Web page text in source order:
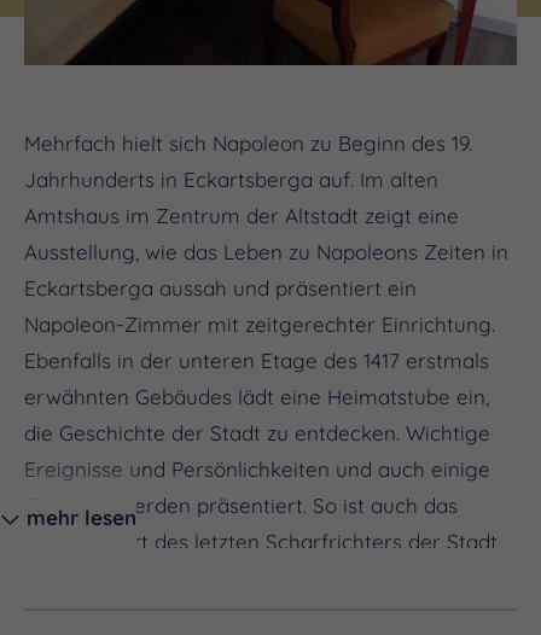
Mehrfach hielt sich Napoleon zu Beginn des 19.
Jahrhunderts in Eckartsberga auf. Im alten
Amtshaus im Zentrum der Altstadt zeigt eine
Ausstellung, wie das Leben zu Napoleons Zeiten in
Eckartsberga aussah und präsentiert ein
Napoleon-Zimmer mit zeitgerechter Einrichtung.
Ebenfalls in der unteren Etage des 1417 erstmals
erwähnten Gebäudes lädt eine Heimatstube ein,
die Geschichte der Stadt zu entdecken. Wichtige
Ereignisse und Persönlichkeiten und auch einige
Originale werden präsentiert. So ist auch das
Richtschwert des letzten Scharfrichters der Stadt
mehr lesen